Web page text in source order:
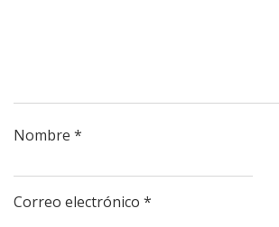
Nombre *
Correo electrónico *